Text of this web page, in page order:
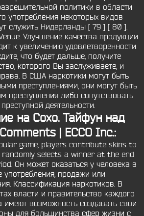
политики в области
употребления некоторых видов
служить Нидерланды [ 79 ] [ 80 ].
Улучшение качества продукции
к увеличению удовлетворенности
что будет дальше, получите
которого Вы заслуживаете, и
В США наркотики могут быть
преступлениями, они могут быть
преступления либо сопутствовать
деятельности.
на Сохо. Тайфун над
| ECCO Inc.:
game, players contribute skins to
selects a winner at the end
Он может оказаться у человека в
употребления, продажи или
Классификация наркотиков. В
власти и правительство каждого
имеют возможность создавать свои
для большинства сфер жизни с